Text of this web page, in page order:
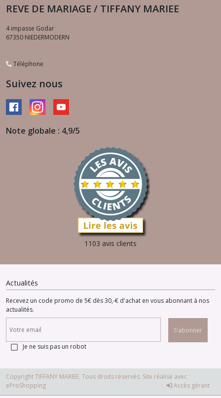
REVE DE MARIAGE / TIFFANY MARIEE
4 impasse Godar
67350 NIEDERMODERN
Téléphone
Suivez nous
Note globale : 4,9/5
1103 avis clients
Actualités
Recevez un code promo de 5€ dès 30,-€ d'achat en vous abonnant à nos
actualités.
S'abonner
Je ne suis pas un robot
Copyright TIFFANY MARIEE. Tous droits réservés. Site réalisé avec
eProShopping
Accès gérant